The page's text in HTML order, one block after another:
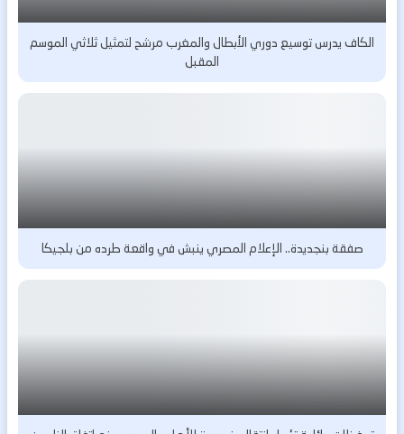
الكاف يدرس توسيع دوري الأبطال والمغرب مرشح لتمثيل ثلاثي الموسم
المقبل
صفقة بنجديدة.. الإعلام المصري ينبش في واقعة طرده من بلجيكا